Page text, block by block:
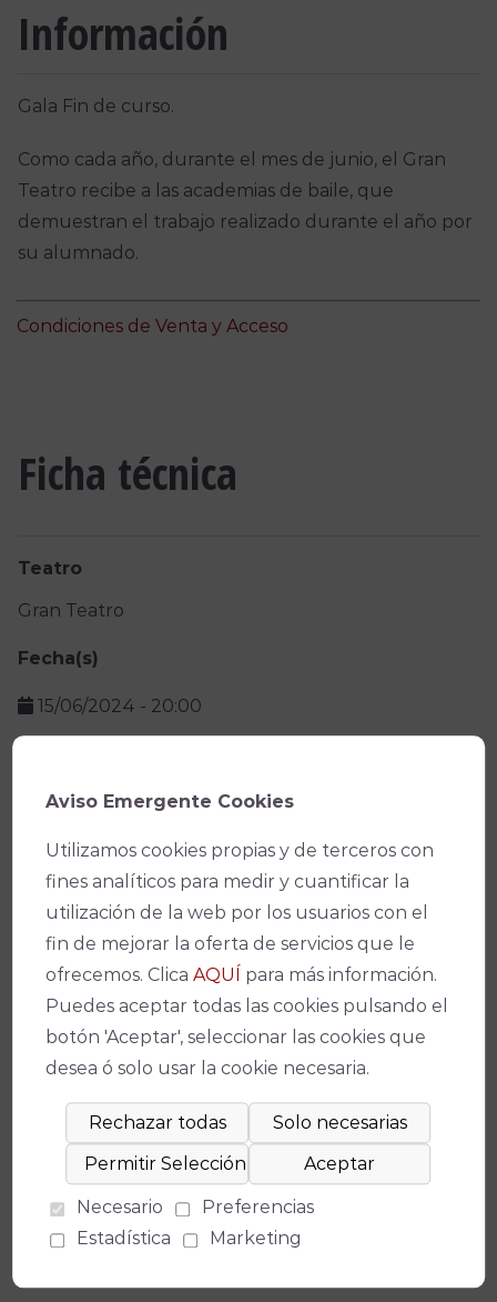
Información
Gala Fin de curso.
Como cada año, durante el mes de junio, el Gran
Teatro recibe a las academias de baile, que
demuestran el trabajo realizado durante el año por
su alumnado.
Condiciones de Venta y Acceso
Ficha técnica
Teatro
Gran Teatro
Fecha(s)
15/06/2024 - 20:00
De 6€ a 15€
Promotor
Escuela de Danza y Artes Escénicas de Córdoba
Facebook
X WhatsApp
Email
Copy
Link
Espectáculos relacionados
No se ha encontrado un evento relacionado.
Aviso Emergente Cookies
Utilizamos cookies propias y de terceros con
fines analíticos para medir y cuantificar la
utilización de la web por los usuarios con el
fin de mejorar la oferta de servicios que le
ofrecemos. ClicaAQUÍ
para más información.
Puedes aceptar todas las cookies pulsando el
botón 'Aceptar', seleccionar las cookies que
desea ó solo usar la cookie necesaria.
Necesario
Preferencias
Estadística
Marketing